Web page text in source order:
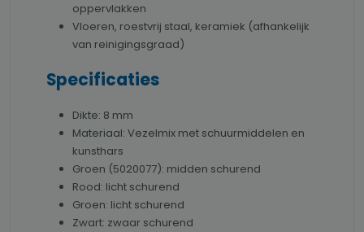
oppervlakken
Vloeren, roestvrij staal, keramiek (afhankelijk
van reinigingsgraad)
Specificaties
Dikte: 8 mm
Materiaal: Vezelmix met schuurmiddelen en
kunsthars
Groen (5020077): midden schurend
Rood: licht schurend
Groen: licht schurend
Zwart: zwaar schurend